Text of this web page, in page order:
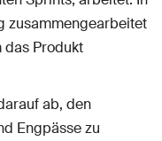
zusammengearbeitet
das Produkt
ab, den
Engpässe zu